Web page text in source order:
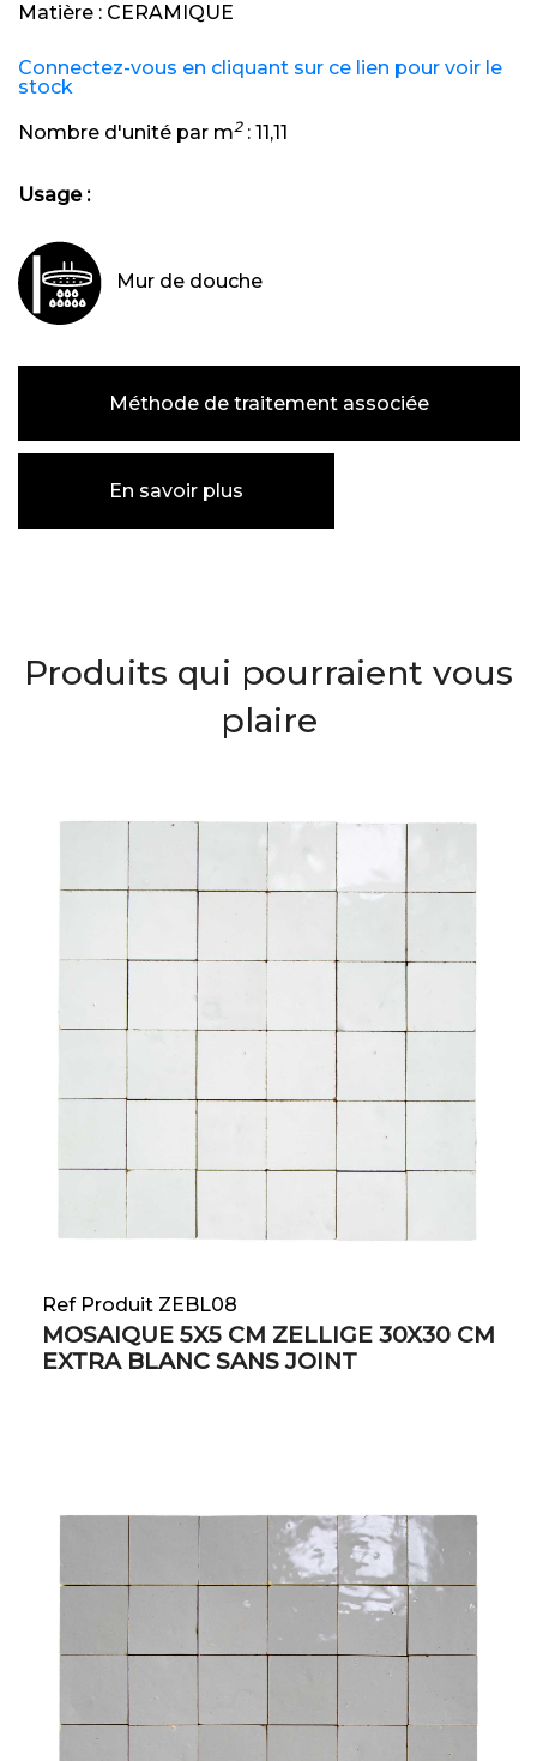
Matière : CERAMIQUE
Connectez-vous en cliquant sur ce lien pour voir le
stock
Nombre d'unité par m2: 11,11
Usage :
Mur de douche
Méthode de traitement associée
En savoir plus
Produits qui pourraient vous
plaire
Ref Produit ZEBL08
MOSAIQUE 5X5 CM ZELLIGE 30X30 CM
EXTRA BLANC SANS JOINT